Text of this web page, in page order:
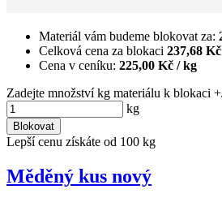
Materiál vám budeme blokovat za:
Celková cena za blokaci 237,68 Kč
Cena v ceníku: 225,00 Kč / kg
Zadejte množství kg materiálu k blokaci
kg
Blokovat
Lepší cenu získáte od 100 kg
Měděný kus nový